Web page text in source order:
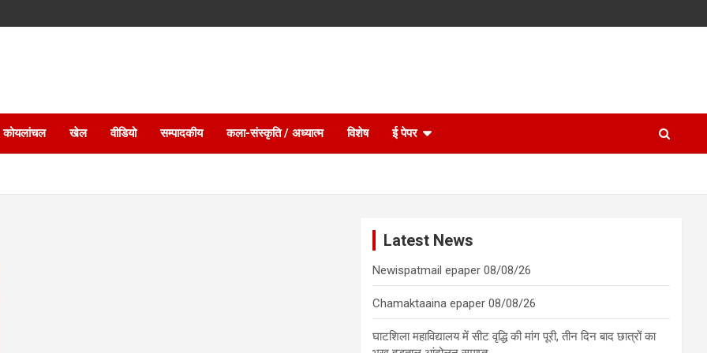
कोयलांचल खेल वीडियो सम्पादकीय कला-संस्कृति / अध्यात्म विशेष ई पेपर
Latest News
Newispatmail epaper 08/08/26
Chamaktaaina epaper 08/08/26
घाटशिला महाविद्यालय में सीट वृद्धि की मांग पूरी, तीन दिन बाद छात्रों का